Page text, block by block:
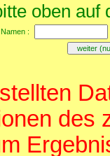
oben
Namen :
des